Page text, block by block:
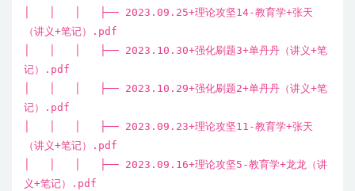
│ │ │ ├── 2023.09.25+理论攻坚14-教育学+张天
（讲义+笔记）.pdf
│ │ │ ├── 2023.10.30+强化刷题3+单丹丹（讲义+笔
记）.pdf
│ │ │ ├── 2023.10.29+强化刷题2+单丹丹（讲义+笔
记）.pdf
│ │ │ ├── 2023.09.23+理论攻坚11-教育学+张天
（讲义+笔记）.pdf
│ │ │ ├── 2023.09.16+理论攻坚5-教育学+龙龙（讲
义+笔记）.pdf